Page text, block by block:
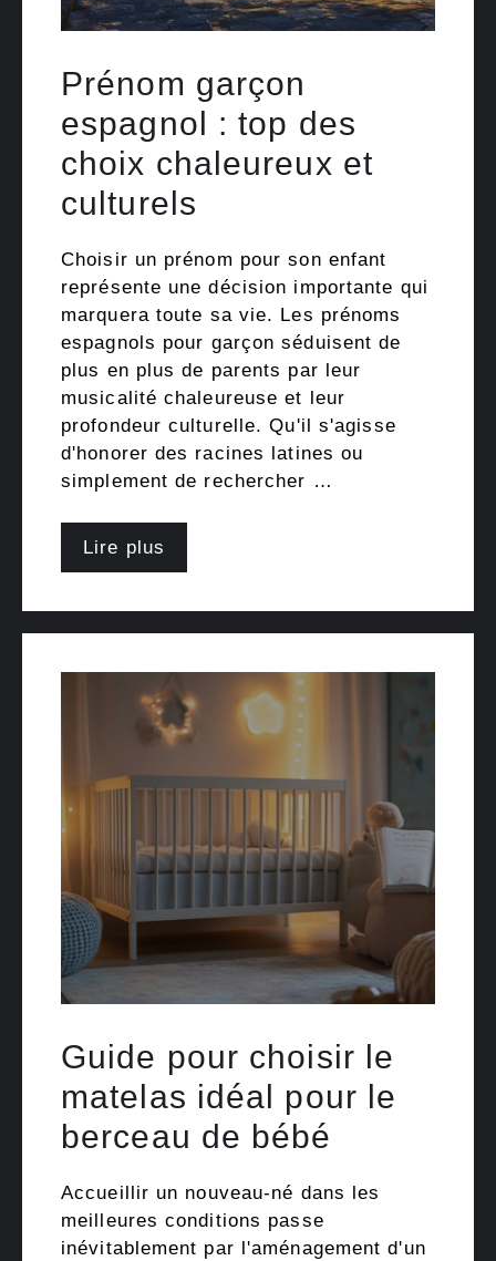
Prénom garçon
espagnol : top des
choix chaleureux et
culturels
Choisir un prénom pour son enfant
représente une décision importante qui
marquera toute sa vie. Les prénoms
espagnols pour garçon séduisent de
plus en plus de parents par leur
musicalité chaleureuse et leur
profondeur culturelle. Qu'il s'agisse
d'honorer des racines latines ou
simplement de rechercher …
Lire plus
Guide pour choisir le
matelas idéal pour le
berceau de bébé
Accueillir un nouveau-né dans les
meilleures conditions passe
inévitablement par l'aménagement d'un